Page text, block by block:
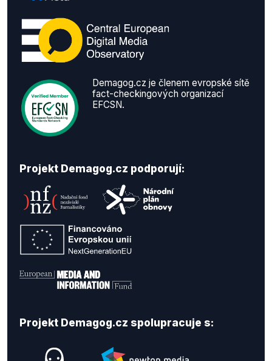
Demagog.cz je členem evropské sítě
fact-checkingových organizací
EFCSN.
Projekt Demagog.cz podporují:
Projekt Demagog.cz spolupracuje s: